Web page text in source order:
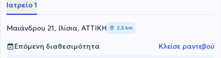
Ιατρείο 1
Μαιάνδρου 21, Ιλίσια, ΑΤΤΙΚΗ 2,5 km
Επόμενη διαθεσιμότητα Κλείσε ραντεβού